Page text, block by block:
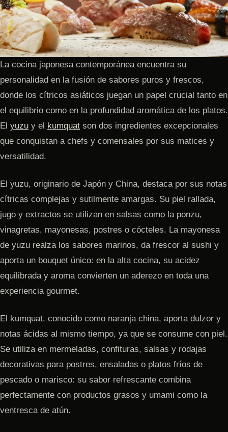
La cocina japonesa contemporánea encuentra su
personalidad en la fusión de sabores puros y frescos,
donde los cítricos asiáticos juegan un papel crucial tanto en
el equilibrio como en la profundidad aromática de los platos.
El yuzu y el kumquat son dos ingredientes excepcionales
que conquistan a chefs y comensales por sus matices y
versatilidad.
El yuzu, originario de Japón y China, destaca por sus notas
cítricas complejas y sutilmente amargas. Su piel rallada,
jugo y extractos se utilizan en salsas como la ponzu,
vinagretas, mayonesas, postres o cócteles. La mayonesa
de yuzu realza los sabores marinos, da frescor al sushi y
aporta un bouquet único: en la alta cocina, su acidez
equilibrada y aroma convierten un aderezo en toda una
experiencia gourmet.
El kumquat, conocido como naranja china, aporta dulzor y
notas ácidas al mismo tiempo, ya que se consume con piel.
Se utiliza en mermeladas, confituras, salsas y rodajas
decorativas para postres, ensaladas o platos fríos de
pescado o marisco: su sabor refrescante combina
perfectamente con productos grasos y umami como la
ventresca de atún.